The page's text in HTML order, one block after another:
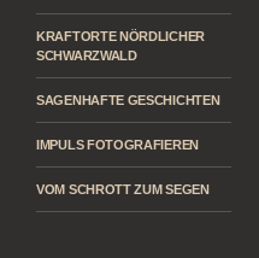
KRAFTORTE NÖRDLICHER
SCHWARZWALD
SAGENHAFTE GESCHICHTEN
IMPULS FOTOGRAFIEREN
VOM SCHROTT ZUM SEGEN